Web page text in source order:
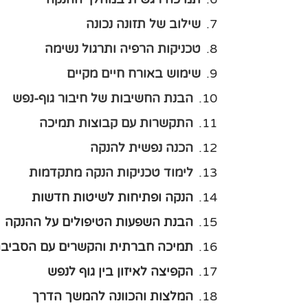
שילוב של תזונה נכונה
טכניקות הרפיה ותרגול נשימה
שימוש באורח חיים מקיים
הבנת החשיבות של חיבור גוף-נפש
התקשרות עם קבוצות תמיכה
הכנה נפשית להנקה
לימוד טכניקות הנקה מתקדמות
הנקה ופתיחות לשיטות חדשות
הבנת השפעות הטיפולים על ההנקה
תמיכה חברתית והקשרים עם
הקפיצה לאיזון בין גוף לנפש
המלצות והכוונה להמשך הדרך